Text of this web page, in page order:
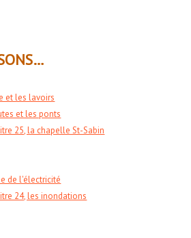
et les lavoirs
et les ponts
25, la chapelle St-Sabin
de l'électricité
24, les inondations